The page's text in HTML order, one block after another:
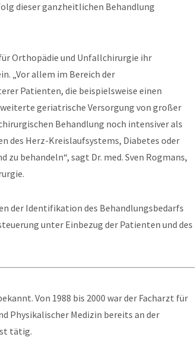
dieser ganzheitlichen Behandlung
Orthopädie und Unfallchirurgie ihr
„Vor allem im Bereich der
Patienten, die beispielsweise einen
geriatrische Versorgung von großer
Behandlung noch intensiver als
des Herz-Kreislaufsystems, Diabetes oder
behandeln“, sagt Dr. med. Sven Rogmans,
der Identifikation des Behandlungsbedarfs
unter Einbezug der Patienten und des
Von 1988 bis 2000 war der Facharzt für
Physikalischer Medizin bereits an der
tätig.